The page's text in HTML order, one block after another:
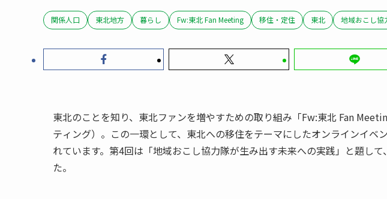
関係人口 東北地方 暮らし Fw:東北 Fan Meeting 移住・定住 東北 地域おこし協
東北のことを知り、東北ファンを増やすための取り組み「Fw:東北 Fan
ティング）。この一環として、東北への移住をテーマにしたオンラインイベ
れています。第4回は「地域おこし協力隊が生み出す未来への実践」と題し
た。